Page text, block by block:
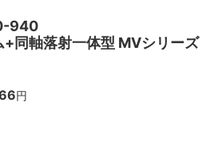
940
+同軸落射一体型 MVシリーズ
円